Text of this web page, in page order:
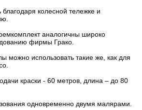
колесной тележке и
аналогичны широко
фирмы Грако.
можно использовать такие же, как для
краски - 60 метров, длина – до 80
одновременно двумя малярами.